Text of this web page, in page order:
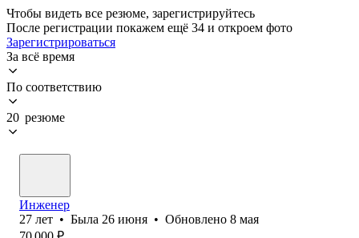
Чтобы видеть все резюме, зарегистрируйтесь
После регистрации покажем ещё 34 и откроем фото
Зарегистрироваться
За всё время
По соответствию
20 резюме
Инженер
27 лет • Была 26 июня • Обновлено 8 мая